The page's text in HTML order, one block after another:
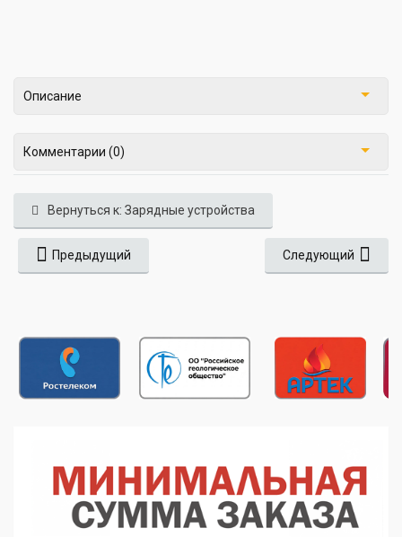
Описание
Комментарии (0)
Вернуться к: Зарядные устройства
Предыдущий Следующий